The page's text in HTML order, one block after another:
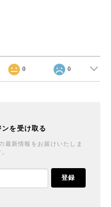
0 0
を受け取る
最新情報をお届けいたしま
登録